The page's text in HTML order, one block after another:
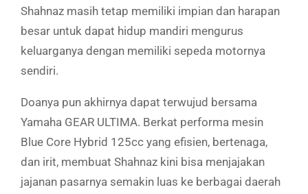
Shahnaz masih tetap memiliki impian dan harapan
besar untuk dapat hidup mandiri mengurus
keluarganya dengan memiliki sepeda motornya
sendiri.
Doanya pun akhirnya dapat terwujud bersama
Yamaha GEAR ULTIMA. Berkat performa mesin
Blue Core Hybrid 125cc yang efisien, bertenaga,
dan irit, membuat Shahnaz kini bisa menjajakan
jajanan pasarnya semakin luas ke berbagai daerah